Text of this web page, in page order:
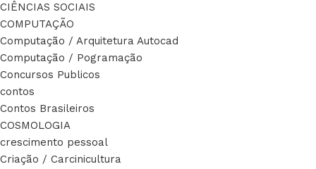
CIÊNCIAS SOCIAIS
COMPUTAÇÃO
Computação / Arquitetura Autocad
Computação / Pogramação
Concursos Publicos
contos
Contos Brasileiros
COSMOLOGIA
crescimento pessoal
Criação / Carcinicultura